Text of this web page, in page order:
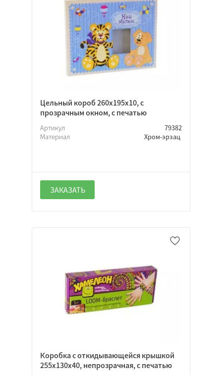
Цельный короб 260х195х10, с
прозрачным окном, с печатью
Артикул
79382
Материал
Хром-эрзац
ЗАКАЗАТЬ
Коробка с откидывающейся крышкой
255х130х40, непрозрачная, с печатью